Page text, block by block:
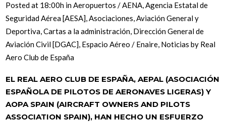
Posted at 18:00h inAeropuertos / AENA,Agencia Estatal de
Seguridad Aérea [AESA],Asociaciones,Aviación General y
Deportiva,Cartas a la administración, Dirección General de
Aviación Civil [DGAC], Espacio Aéreo / Enaire, Noticias by Real
Aero Club de España
EL REAL AERO CLUB DE ESPAÑA, AEPAL (ASOCIACIÓN
ESPAÑOLA DE PILOTOS DE AERONAVES LIGERAS) Y
AOPA SPAIN (AIRCRAFT OWNERS AND PILOTS
ASSOCIATION SPAIN), HAN HECHO UN ESFUERZO